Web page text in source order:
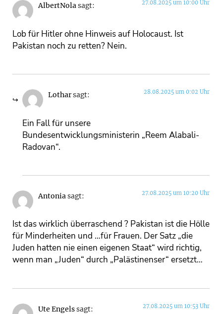
AlbertNolasagt: 27.08.2025 um 10:00 Uhr
Lob für Hitler ohne Hinweis auf Holocaust. Ist
Pakistan noch zu retten? Nein.
Lotharsagt: 28.08.2025 um 0:02 Uhr
Ein Fall für unsere
Bundesentwicklungsministerin „Reem Alabali-
Radovan“.
Antoniasagt: 27.08.2025 um 10:20 Uhr
Ist das wirklich überraschend ? Pakistan ist die Hölle
für Minderheiten und …für Frauen. Der Satz „die
Juden hatten nie einen eigenen Staat“ wird richtig,
wenn man „Juden“ durch „Palästinenser“ ersetzt…
Ute Engelssagt: 27.08.2025 um 10:53 Uhr